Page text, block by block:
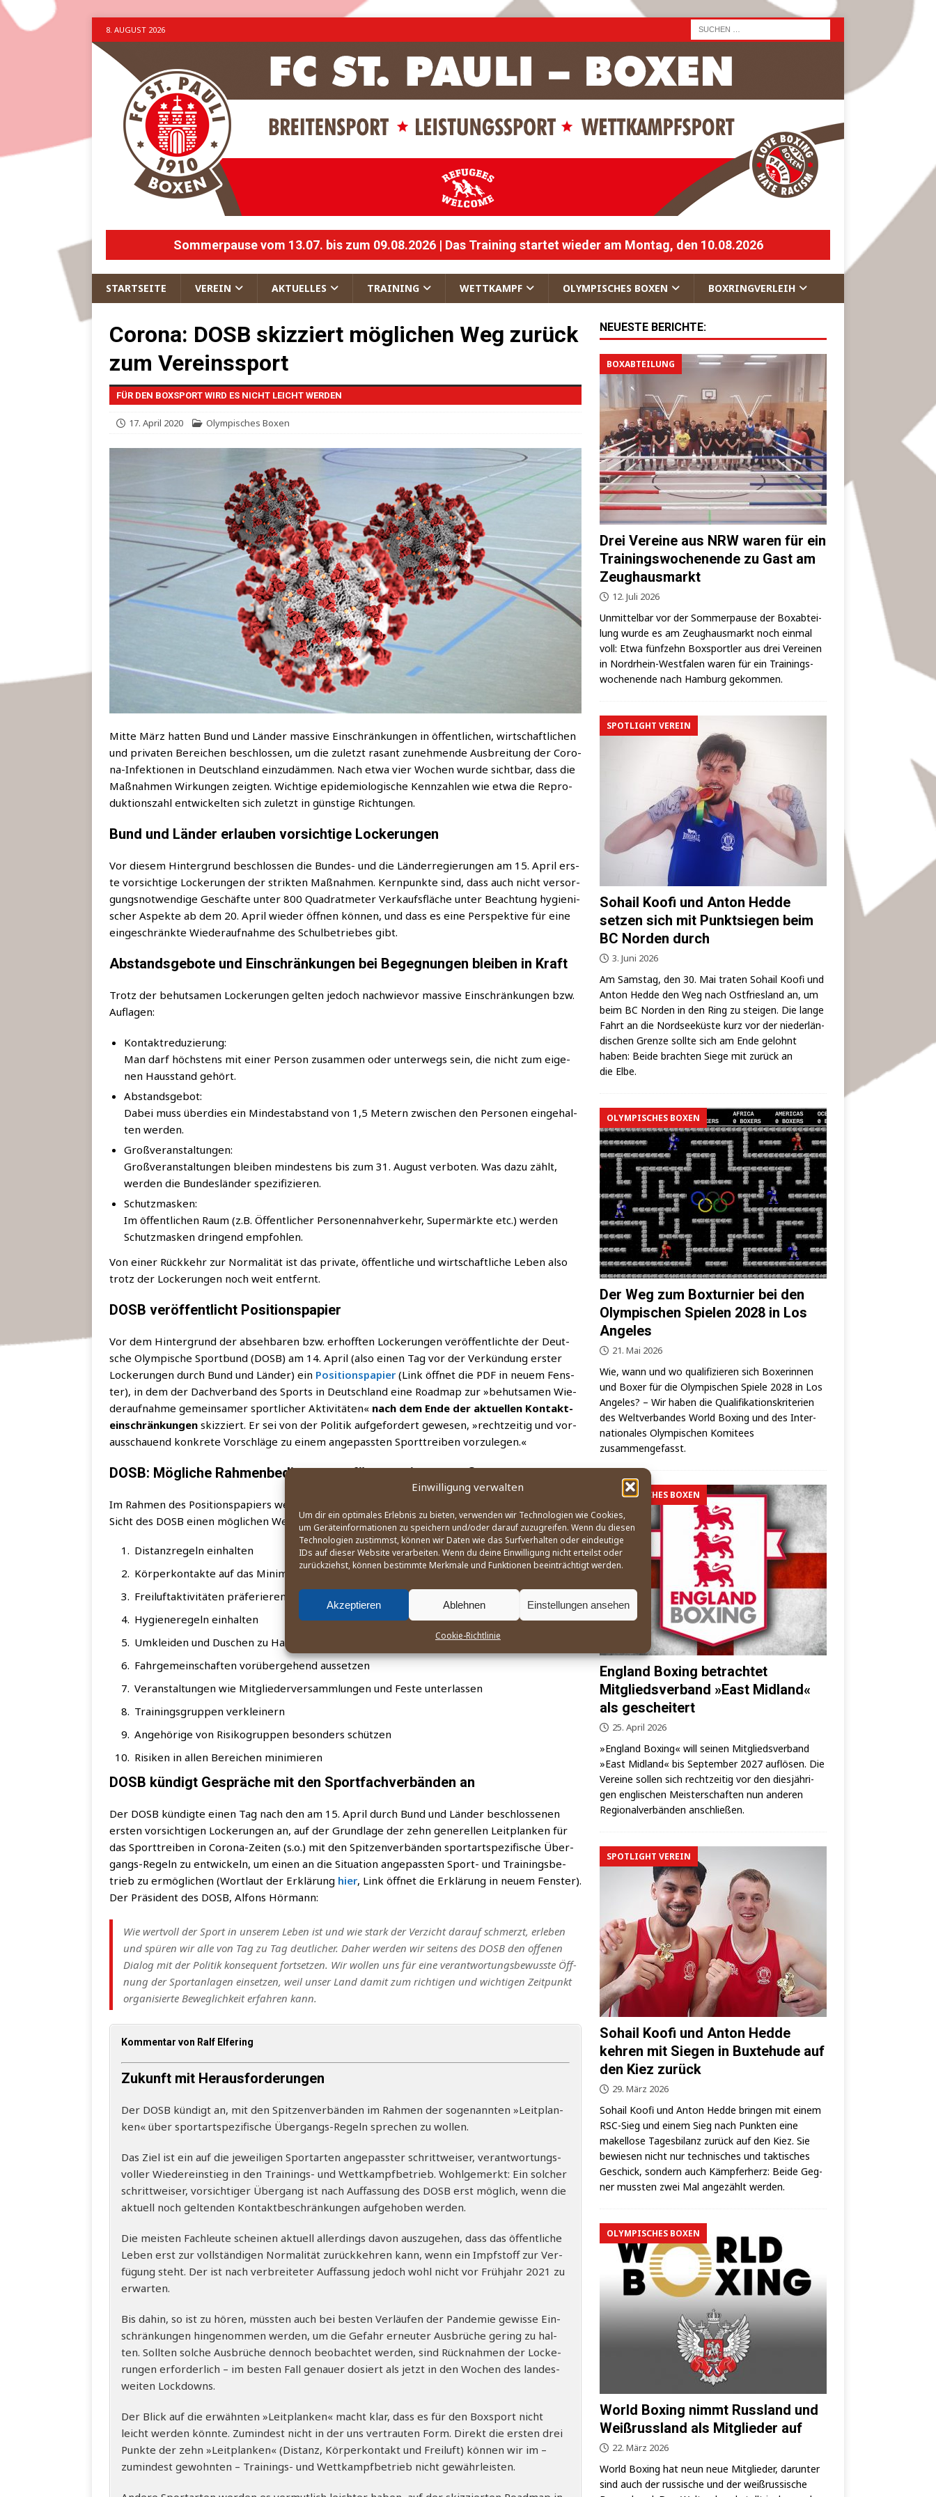
Einwilligung verwalten
Um dir ein optimales Erlebnis zu bieten, verwenden wir Technologien wie Cookies,
um Geräteinformationen zu speichern und/oder darauf zuzugreifen. Wenn du diesen
Technologien zustimmst, können wir Daten wie das Surfverhalten oder eindeutige
IDs auf dieser Website verarbeiten. Wenn du deine Einwilligung nicht erteilst oder
zurückziehst, können bestimmte Merkmale und Funktionen beeinträchtigt werden.
Akzeptieren Ablehnen Einstellungen ansehen
Cookie-Richtlinie
8. AUGUST 2026
Sommerpause vom 13.07. bis zum 09.08.2026 | Das Training startet wieder am Montag, den 10.08.2026
STARTSEITE VEREIN AKTUELLES TRAINING WETTKAMPF OLYMPISCHES BOXEN BOXRINGVERLEIH
Corona: DOSB skizziert möglichen Weg zurück
zum Vereinssport
FÜR DEN BOXSPORT WIRD ES NICHT LEICHT WERDEN
17. April 2020 Olympisches Boxen
Mit­te März hat­ten Bund und Län­der mas­si­ve Ein­schrän­kun­gen in öffent­li­chen, wirt­schaft­li­chen
und pri­va­ten Berei­chen beschlos­sen, um die zuletzt rasant zuneh­men­de Aus­brei­tung der Coro­
na-Infek­tio­nen in Deutsch­land ein­zu­däm­men. Nach etwa vier Wochen wur­de sicht­bar, dass die
Maß­nah­men Wir­kun­gen zeig­ten. Wich­ti­ge epi­de­mio­lo­gi­sche Kenn­zah­len wie etwa die Repro­
duk­ti­ons­zahl ent­wi­ckel­ten sich zuletzt in güns­ti­ge Richtungen.
Bund und Länder erlauben vorsichtige Lockerungen
Vor die­sem Hin­ter­grund beschlos­sen die Bun­des- und die Län­der­re­gie­run­gen am 15. April ers­
te vor­sich­ti­ge Locke­run­gen der strik­ten Maß­nah­men. Kern­punk­te sind, dass auch nicht ver­sor­
gungs­not­wen­di­ge Geschäf­te unter 800 Qua­drat­me­ter Ver­kaufs­flä­che unter Beach­tung hygie­ni­
scher Aspek­te ab dem 20. April wie­der öff­nen kön­nen, und dass es eine Per­spek­ti­ve für eine
ein­ge­schränk­te Wie­der­auf­nah­me des Schul­be­trie­bes gibt.
Abstandsgebote und Einschränkungen bei Begegnungen bleiben in Kraft
Trotz der behut­sa­men Locke­run­gen gel­ten jedoch nach­wie­vor mas­si­ve Ein­schrän­kun­gen bzw.
Auflagen:
Kon­takt­re­du­zie­rung:
Man darf höchs­tens mit einer Per­son zusam­men oder unter­wegs sein, die nicht zum eige­
nen Haus­stand gehört.
Abstands­ge­bot:
Dabei muss über­dies ein Min­dest­ab­stand von 1,5 Metern zwi­schen den Per­so­nen ein­ge­hal­
ten werden.
Groß­ver­an­stal­tun­gen:
Groß­ver­an­stal­tun­gen blei­ben min­des­tens bis zum 31. August ver­bo­ten. Was dazu zählt,
wer­den die Bun­des­län­der spezifizieren.
Schutz­mas­ken:
Im öffent­li­chen Raum (z.B. Öffent­li­cher Per­so­nen­nah­ver­kehr, Super­märk­te etc.) wer­den
Schutz­mas­ken drin­gend empfohlen.
Von einer Rück­kehr zur Nor­ma­li­tät ist das pri­va­te, öffent­li­che und wirt­schaft­li­che Leben also
trotz der Locke­run­gen noch weit entfernt.
DOSB veröffentlicht Positionspapier
Vor dem Hin­ter­grund der abseh­ba­ren bzw. erhoff­ten Locke­run­gen ver­öf­fent­lich­te der Deut­
sche Olym­pi­sche Sport­bund (DOSB) am 14. April (also einen Tag vor der Ver­kün­dung ers­ter
Locke­run­gen durch Bund und Län­der) ein Posi­ti­ons­pa­pier(Link öff­net die PDF in neu­em Fens­
ter), in dem der Dach­ver­band des Sports in Deutsch­land eine Road­map zur »behut­sa­men Wie­
der­auf­nah­me gemein­sa­mer sport­li­cher Akti­vi­tä­ten« nach dem Ende der aktu­el­len Kon­takt­
ein­schrän­kun­gen skiz­ziert. Er sei von der Poli­tik auf­ge­for­dert gewe­sen, »recht­zei­tig und vor­
aus­schau­end kon­kre­te Vor­schlä­ge zu einem ange­pass­ten Sport­trei­ben vorzulegen.«
DOSB: Mögliche Rahmenbedingungen für gemeinsamen Sport
Im Rah­men des Posi­ti­ons­pa­piers wer­den 10 soge­nann­te »Leit­plan­ken« for­mu­liert, die aus
Sicht des DOSB einen mög­li­chen Weg zurück zum Ver­eins­sport vor­ge­ben könnten:
Distanz­re­geln einhalten
Kör­per­kon­tak­te auf das Mini­mum reduzieren
Frei­luft­ak­ti­vi­tä­ten präferieren
Hygie­ne­re­geln einhalten
Umklei­den und Duschen zu Hause
Fahr­ge­mein­schaf­ten vor­über­ge­hend aussetzen
Ver­an­stal­tun­gen wie Mit­glie­der­ver­samm­lun­gen und Fes­te unterlassen
Trai­nings­grup­pen verkleinern
Ange­hö­ri­ge von Risi­ko­grup­pen beson­ders schützen
Risi­ken in allen Berei­chen minimieren
DOSB kündigt Gespräche mit den Sportfachverbänden an
Der DOSB kün­dig­te einen Tag nach den am 15. April durch Bund und Län­der beschlos­se­nen
ers­ten vor­sich­ti­gen Locke­run­gen an, auf der Grund­la­ge der zehn gene­rel­len Leit­plan­ken für
das Sport­trei­ben in Coro­na-Zei­ten (s.o.) mit den Spit­zen­ver­bän­den sport­art­spe­zi­fi­sche Über­
gangs-Regeln zu ent­wi­ckeln, um einen an die Situa­ti­on ange­pass­ten Sport- und Trai­nings­be­
trieb zu ermög­li­chen (Wort­laut der Erklä­rung hier, Link öff­net die Erklä­rung in neu­em Fens­ter).
Der Prä­si­dent des DOSB, Alfons Hörmann:
Wie wert­voll der Sport in unse­rem Leben ist und wie stark der Ver­zicht dar­auf schmerzt, erle­ben
und spü­ren wir alle von Tag zu Tag deut­li­cher. Daher wer­den wir sei­tens des DOSB den offe­nen
Dia­log mit der Poli­tik kon­se­quent fort­set­zen. Wir wol­len uns für eine ver­ant­wor­tungs­be­wuss­te Öff­
nung der Sport­an­la­gen ein­set­zen, weil unser Land damit zum rich­ti­gen und wich­ti­gen Zeit­punkt
orga­ni­sier­te Beweg­lich­keit erfah­ren kann.
Kommentar von Ralf Elfering
Zukunft mit Herausforderungen
Der DOSB kün­digt an, mit den Spit­zen­ver­bän­den im Rah­men der soge­nann­ten »Leit­plan­
ken« über sport­art­spe­zi­fi­sche Über­gangs-Regeln spre­chen zu wollen.
Das Ziel ist ein auf die jewei­li­gen Sport­ar­ten ange­pass­ter schritt­wei­ser, ver­ant­wor­tungs­
vol­ler Wie­der­ein­stieg in den Trai­nings- und Wett­kampf­be­trieb. Wohl­ge­merkt: Ein sol­cher
schritt­wei­ser, vor­sich­ti­ger Über­gang ist nach Auf­fas­sung des DOSB erst mög­lich, wenn die
aktu­ell noch gel­ten­den Kon­takt­be­schrän­kun­gen auf­ge­ho­ben werden.
Die meis­ten Fach­leu­te schei­nen aktu­ell aller­dings davon aus­zu­ge­hen, dass das öffent­li­che
Leben erst zur voll­stän­di­gen Nor­ma­li­tät zurück­keh­ren kann, wenn ein Impf­stoff zur Ver­
fü­gung steht. Der ist nach ver­brei­te­ter Auf­fas­sung jedoch wohl nicht vor Früh­jahr 2021 zu
erwarten.
Bis dahin, so ist zu hören, müss­ten auch bei bes­ten Ver­läu­fen der Pan­de­mie gewis­se Ein­
schrän­kun­gen hin­ge­nom­men wer­den, um die Gefahr erneu­ter Aus­brü­che gering zu hal­
ten. Soll­ten sol­che Aus­brü­che den­noch beob­ach­tet wer­den, sind Rück­nah­men der Locke­
run­gen erfor­der­lich – im bes­ten Fall genau­er dosiert als jetzt in den Wochen des lan­des­
wei­ten Lockdowns.
Der Blick auf die erwähn­ten »Leit­plan­ken« macht klar, dass es für den Box­sport nicht
leicht wer­den könn­te. Zumin­dest nicht in der uns ver­trau­ten Form. Direkt die ers­ten drei
Punk­te der zehn »Leit­plan­ken« (Distanz, Kör­per­kon­takt und Frei­luft) kön­nen wir im –
zumin­dest gewohn­ten – Trai­nings- und Wett­kampf­be­trieb nicht gewährleisten.
NEUESTE BERICHTE:
BOXABTEILUNG
Drei Vereine aus NRW waren für ein
Trainingswochenende zu Gast am
Zeughausmarkt
12. Juli 2026
Unmit­tel­bar vor der Som­mer­pau­se der Box­ab­tei­
lung wur­de es am Zeug­haus­markt noch ein­mal
voll: Etwa fünf­zehn Box­sport­ler aus drei Ver­ei­nen
in Nord­rhein-West­fa­len waren für ein Trai­nings­
wo­chen­en­de nach Ham­burg gekommen.
SPOTLIGHT VEREIN
Sohail Koofi und Anton Hedde
setzen sich mit Punktsiegen beim
BC Norden durch
3. Juni 2026
Am Sams­tag, den 30. Mai tra­ten Sohail Koo­fi und
Anton Hed­de den Weg nach Ost­fries­land an, um
beim BC Nor­den in den Ring zu stei­gen. Die lan­ge
Fahrt an die Nord­see­küs­te kurz vor der nie­der­län­
di­schen Gren­ze soll­te sich am Ende gelohnt
haben: Bei­de brach­ten Sie­ge mit zurück an
die Elbe.
OLYMPISCHES BOXEN
Der Weg zum Boxturnier bei den
Olympischen Spielen 2028 in Los
Angeles
21. Mai 2026
Wie, wann und wo qua­li­fi­zie­ren sich Boxe­rin­nen
und Boxer für die Olym­pi­schen Spie­le 2028 in Los
Ange­les? – Wir haben die Qua­li­fi­ka­ti­ons­kri­te­ri­en
des Welt­ver­ban­des World Boxing und des Inter­
na­tio­na­les Olym­pi­schen Komi­tees
zusammengefasst.
OLYMPISCHES BOXEN
England Boxing betrachtet
Mitgliedsverband »East Midland«
als gescheitert
25. April 2026
»Eng­land Boxing« will sei­nen Mit­glieds­ver­band
»East Mid­land« bis Sep­tem­ber 2027 auf­lö­sen. Die
Ver­ei­ne sol­len sich recht­zei­tig vor den dies­jäh­ri­
gen eng­li­schen Meis­ter­schaf­ten nun ande­ren
Regio­nal­ver­bän­den anschließen.
SPOTLIGHT VEREIN
Sohail Koofi und Anton Hedde
kehren mit Siegen in Buxtehude auf
den Kiez zurück
29. März 2026
Sohail Koo­fi und Anton Hed­de brin­gen mit einem
RSC-Sieg und einem Sieg nach Punk­ten eine
makel­lo­se Tages­bi­lanz zurück auf den Kiez. Sie
bewie­sen nicht nur tech­ni­sches und tak­ti­sches
Geschick, son­dern auch Kämp­fer­herz: Bei­de Geg­
ner muss­ten zwei Mal ange­zählt werden.
OLYMPISCHES BOXEN
World Boxing nimmt Russland und
Weißrussland als Mitglieder auf
22. März 2026
World Boxing hat neun neue Mit­glie­der, dar­un­ter
sind auch der rus­si­sche und der weiß­rus­si­sche